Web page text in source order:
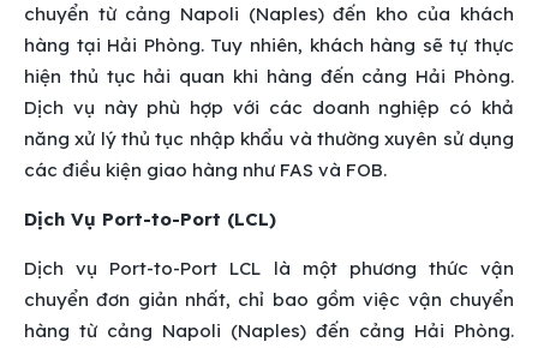
chuyển từ cảng Napoli (Naples) đến kho của khách
hàng tại Hải Phòng. Tuy nhiên, khách hàng sẽ tự thực
hiện thủ tục hải quan khi hàng đến cảng Hải Phòng.
Dịch vụ này phù hợp với các doanh nghiệp có khả
năng xử lý thủ tục nhập khẩu và thường xuyên sử dụng
các điều kiện giao hàng như FAS và FOB.
Dịch Vụ Port-to-Port (LCL)
Dịch vụ Port-to-Port LCL là một phương thức vận
chuyển đơn giản nhất, chỉ bao gồm việc vận chuyển
hàng từ cảng Napoli (Naples) đến cảng Hải Phòng.